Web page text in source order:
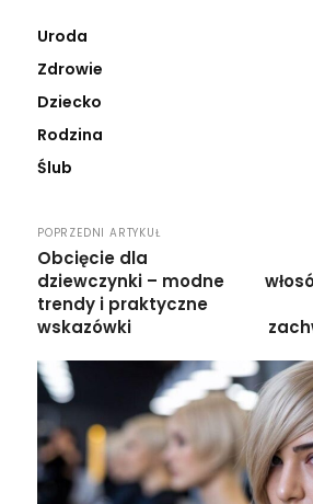
Uroda
Zdrowie
Dziecko
Rodzina
Ślub
POPRZEDNI ARTYKUŁ
Obcięcie dla
dziewczynki – modne
trendy i praktyczne
wskazówki